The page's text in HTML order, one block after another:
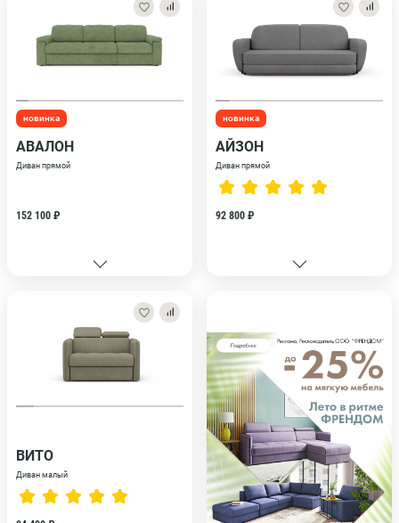
новинка
АВАЛОН
Диван прямой
152 100 ₽
новинка
АЙЗОН
Диван прямой
92 800 ₽
ВИТО
Диван малый